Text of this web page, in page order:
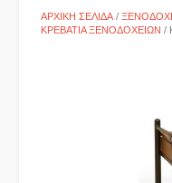
ΑΡΧΙΚΉ ΣΕΛΊΔΑ /
ΚΡΕΒΆΤΙΑ ΞΕΝΟΔΟΧΕΊΩΝ /